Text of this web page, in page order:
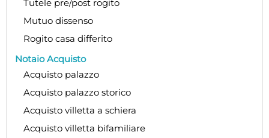
Tutele pre/post rogito
Mutuo dissenso
Rogito casa differito
Notaio Acquisto
Acquisto palazzo
Acquisto palazzo storico
Acquisto villetta a schiera
Acquisto villetta bifamiliare